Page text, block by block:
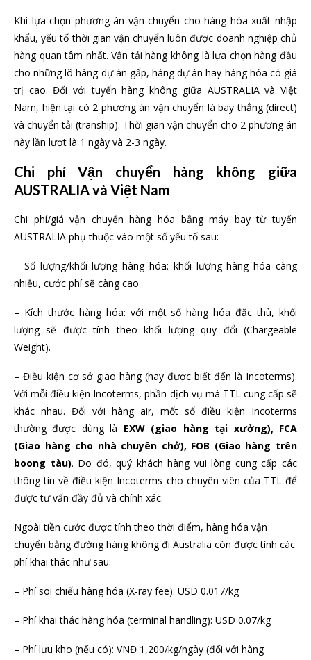
Khi lựa chọn phương án vận chuyển cho hàng hóa xuất nhập
khẩu, yếu tố thời gian vận chuyển luôn được doanh nghiệp chủ
hàng quan tâm nhất. Vận tải hàng không là lựa chọn hàng đầu
cho những lô hàng dự án gấp, hàng dự án hay hàng hóa có giá
trị cao. Đối với tuyến hàng không giữa AUSTRALIA và Việt
Nam, hiện tại có 2 phương án vận chuyển là bay thẳng (direct)
và chuyển tải (tranship). Thời gian vận chuyển cho 2 phương án
này lần lượt là 1 ngày và 2-3 ngày.
Chi phí Vận chuyển hàng không giữa
AUSTRALIA và Việt Nam
Chi phí/giá vận chuyển hàng hóa bằng máy bay từ tuyến
AUSTRALIA phụ thuộc vào một số yếu tố sau:
– Số lượng/khối lượng hàng hóa: khối lượng hàng hóa càng
nhiều, cước phí sẽ càng cao
– Kích thước hàng hóa: với một số hàng hóa đặc thù, khối
lượng sẽ được tính theo khối lượng quy đổi (Chargeable
Weight).
– Điều kiện cơ sở giao hàng (hay được biết đến là Incoterms).
Với mỗi điều kiện Incoterms, phần dịch vụ mà TTL cung cấp sẽ
khác nhau. Đối với hàng air, mốt số điều kiện Incoterms
thường được dùng là EXW (giao hàng tại xưởng), FCA
(Giao hàng cho nhà chuyên chở), FOB (Giao hàng trên
boong tàu). Do đó, quý khách hàng vui lòng cung cấp các
thông tin về điều kiện Incoterms cho chuyên viên của TTL để
được tư vấn đầy đủ và chính xác.
Ngoài tiền cước được tính theo thời điểm, hàng hóa vận
chuyển bằng đường hàng không đi Australia còn được tính các
phí khai thác như sau:
– Phí soi chiếu hàng hóa (X-ray fee): USD 0.017/kg
– Phí khai thác hàng hóa (terminal handling): USD 0.07/kg
– Phí lưu kho (nếu có): VNĐ 1,200/kg/ngày (đối với hàng